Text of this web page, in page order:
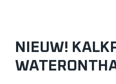
NIEUW!